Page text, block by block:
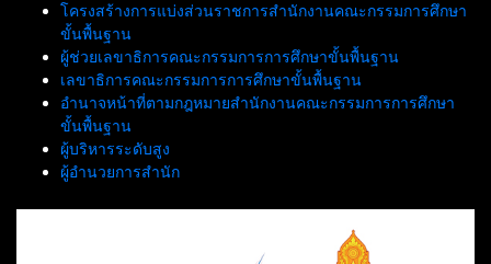
โครงสร้างการแบ่งส่วนราชการสำนักงานคณะกรรมการศึกษา
ขั้นพื้นฐาน
ผู้ช่วยเลขาธิการคณะกรรมการการศึกษาขั้นพื้นฐาน
เลขาธิการคณะกรรมการการศึกษาขั้นพื้นฐาน
อำนาจหน้าที่ตามกฎหมายสำนักงานคณะกรรมการการศึกษา
ขั้นพื้นฐาน
ผู้บริหารระดับสูง
ผู้อำนวยการสำนัก